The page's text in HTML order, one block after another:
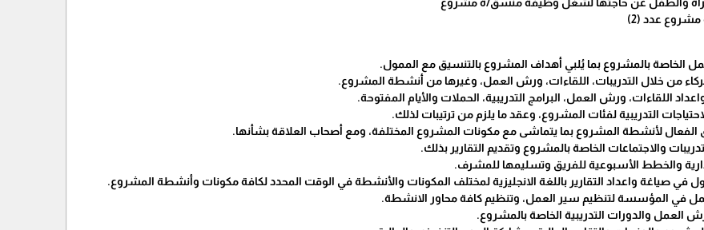
والطفل عن حاجتها لشغل وظيفة منسق/ة مشروع
عدد (2)
الخاصة بالمشروع بما يُلبي أهداف المشروع بالتنسيق مع الممول.
من خلال التدريبات، اللقاءات، ورش العمل، وغيرها من أنشطة المشروع.
اللقاءات، ورش العمل، البرامج التدريبية، الحملات والأيام المفتوحة.
التدريبية لفئات المشروع، وعقد ما يلزم من ترتيبات لذلك.
الفعال لأنشطة المشروع بما يتماشى مع مكونات المشروع المختلفة، ومع أصحاب العلاقة بشأنها.
والاجتماعات الخاصة بالمشروع وتقديم التقارير بذلك.
والخطط الأسبوعية للفريق وتسليمها للمشرف.
في صياغة واعداد التقارير باللغة الانجليزية لمختلف المكونات والأنشطة في الوقت المحدد لكافة مكونات وأنشطة المشروع.
في المؤسسة لتنظيم سير العمل، وتنظيم كافة محاور الانشطة.